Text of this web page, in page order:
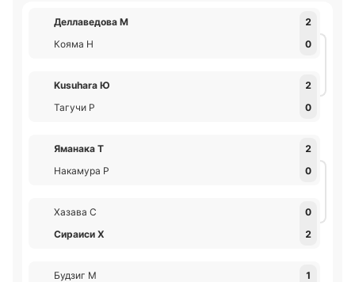
Деллаведова М
2
Кояма H
0
Kusuhara Ю
2
Тагучи Р
0
Яманака Т
2
Накамура Р
0
Хазава С
0
Сираиси Х
2
Будзиг М
1